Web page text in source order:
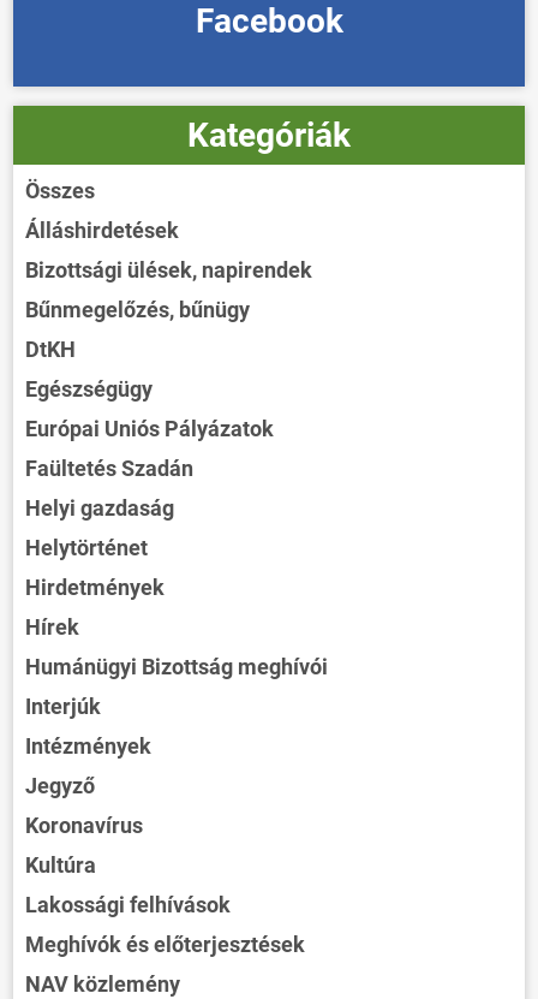
Facebook
Kategóriák
Összes
Álláshirdetések
Bizottsági ülések, napirendek
Bűnmegelőzés, bűnügy
DtKH
Egészségügy
Európai Uniós Pályázatok
Faültetés Szadán
Helyi gazdaság
Helytörténet
Hirdetmények
Hírek
Humánügyi Bizottság meghívói
Interjúk
Intézmények
Jegyző
Koronavírus
Kultúra
Lakossági felhívások
Meghívók és előterjesztések
NAV közlemény